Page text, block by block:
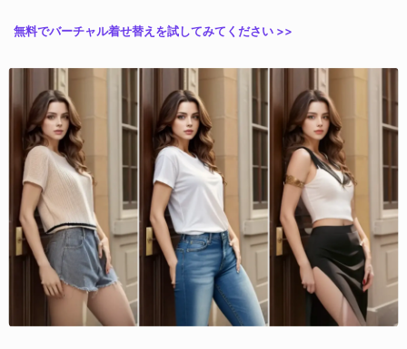
無料でバーチャル着せ替えを試してみてください >>